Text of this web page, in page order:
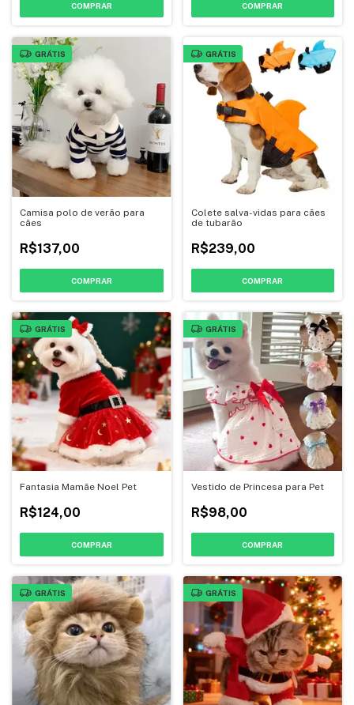
COMPRAR COMPRAR
GRÁTIS
Camisa polo de verão para
cães
R$137,00
COMPRAR
GRÁTIS
Colete salva-vidas para cães
de tubarão
R$239,00
COMPRAR
GRÁTIS
Fantasia Mamãe Noel Pet
R$124,00
COMPRAR
GRÁTIS
Vestido de Princesa para Pet
R$98,00
COMPRAR
GRÁTIS GRÁTIS